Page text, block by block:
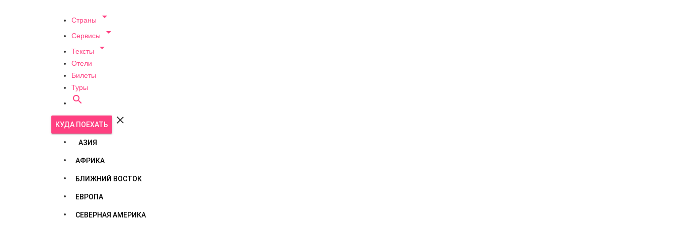
Страны 
Сервисы 
Тексты 
Отели
Билеты
Туры

КУДА ПОЕХАТЬ 
АЗИЯ
АФРИКА
БЛИЖНИЙ ВОСТОК
ЕВРОПА
СЕВЕРНАЯ АМЕРИКА